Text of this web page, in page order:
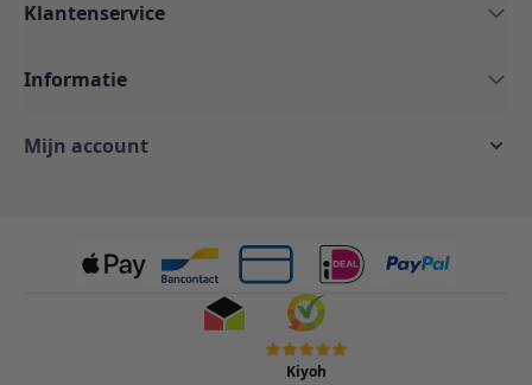
Klantenservice
Informatie
Mijn account
Kiyoh